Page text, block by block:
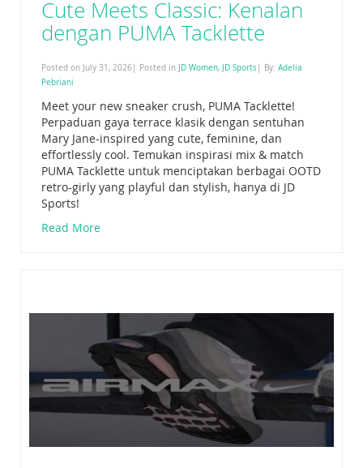
Cute Meets Classic: Kenalan
dengan PUMA Tacklette
Posted on July 31, 2026| Posted in JD Women, JD Sports | By: Adelia
Pebriani
Meet your new sneaker crush, PUMA Tacklette!
Perpaduan gaya terrace klasik dengan sentuhan
Mary Jane-inspired yang cute, feminine, dan
effortlessly cool. Temukan inspirasi mix & match
PUMA Tacklette untuk menciptakan berbagai OOTD
retro-girly yang playful dan stylish, hanya di JD
Sports!
Read More